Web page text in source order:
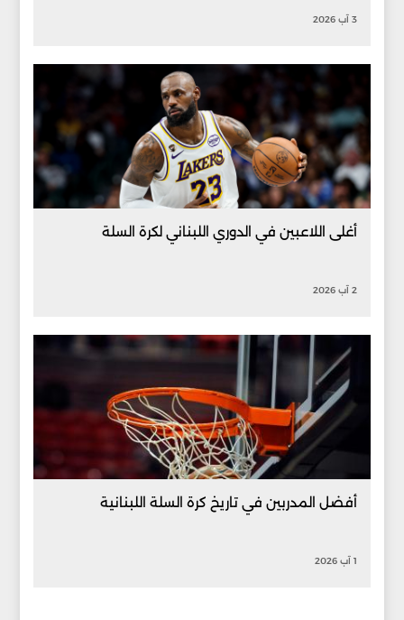
3 آب 2026
أغلى اللاعبين في الدوري اللبناني لكرة السلة
2 آب 2026
أفضل المدربين في تاريخ كرة السلة اللبنانية
1 آب 2026